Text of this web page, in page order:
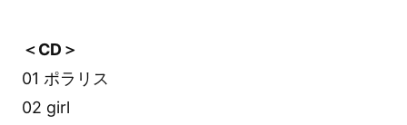
＜CD＞
01 ポラリス
02 girl